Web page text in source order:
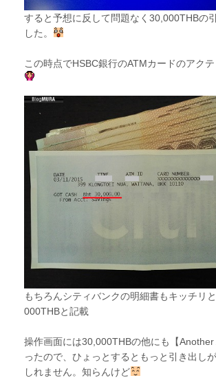
すると予想に反して問題なく30,000THBの
した。
この時点でHSBC銀行のATMカードのアク
もちろんシティバンクの明細書もキッチリ
000THBと記載
操作画面には30,000THBの他にも【
ったので、ひょっとするともっと引き出し
しれません。知らんけど